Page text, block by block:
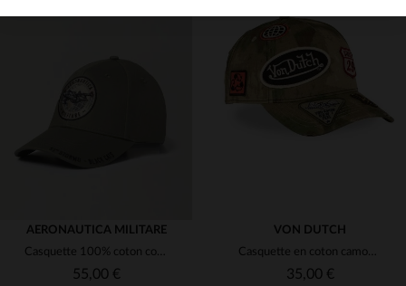
TAILLES DISPONIBLES
TU
AERONAUTICA MILITARE
Casquette 100% coton couleur vert sauge
55,00 €
VON DUTCH
Casquette en coton camouflage avec badges
35,00 €